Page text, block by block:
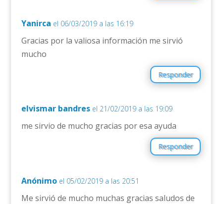
Yanirca el 06/03/2019 a las 16:19
Gracias por la valiosa información me sirvió
mucho
Responder
elvismar bandres el 21/02/2019 a las 19:09
me sirvio de mucho gracias por esa ayuda
Responder
Anónimo el 05/02/2019 a las 20:51
Me sirvió de mucho muchas gracias saludos de